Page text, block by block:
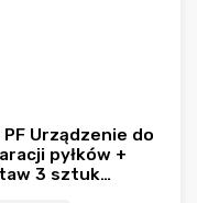
PF Urządzenie do
pyłków +
3 sztuk